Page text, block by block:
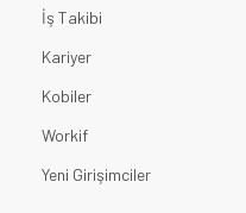
İş Takibi
Kariyer
Kobiler
Workif
Yeni Girişimciler